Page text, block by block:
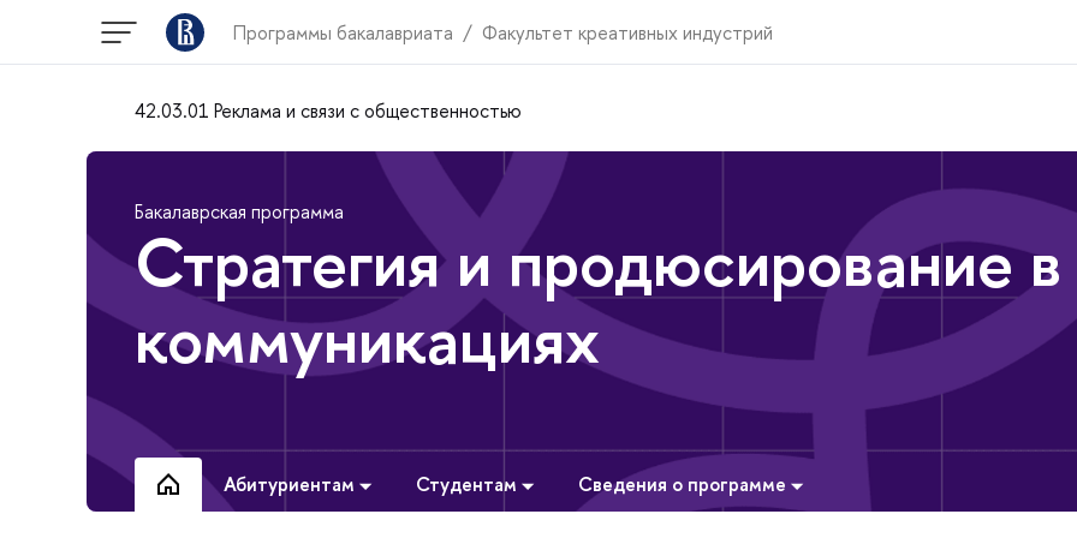
Программы бакалавриата Факультет креативных индустрий
42.03.01 Реклама и связи с общественностью
Бакалаврская программа
Стратегия и продюсирование в
коммуникациях
Абитуриентам Студентам Сведения о программе